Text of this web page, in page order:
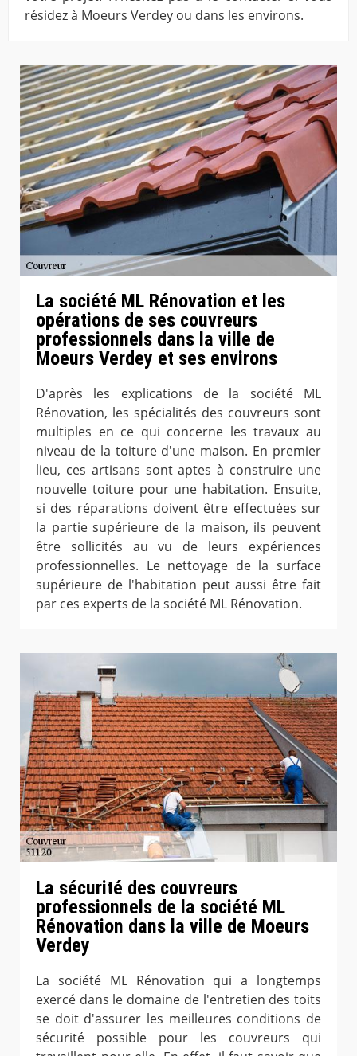
résidez à Moeurs Verdey ou dans les environs.
La société ML Rénovation et les
opérations de ses couvreurs
professionnels dans la ville de
Moeurs Verdey et ses environs
D'après les explications de la société ML
Rénovation, les spécialités des couvreurs sont
multiples en ce qui concerne les travaux au
niveau de la toiture d'une maison. En premier
lieu, ces artisans sont aptes à construire une
nouvelle toiture pour une habitation. Ensuite,
si des réparations doivent être effectuées sur
la partie supérieure de la maison, ils peuvent
être sollicités au vu de leurs expériences
professionnelles. Le nettoyage de la surface
supérieure de l'habitation peut aussi être fait
par ces experts de la société ML Rénovation.
La sécurité des couvreurs
professionnels de la société ML
Rénovation dans la ville de Moeurs
Verdey
La société ML Rénovation qui a longtemps
exercé dans le domaine de l'entretien des toits
se doit d'assurer les meilleures conditions de
sécurité possible pour les couvreurs qui